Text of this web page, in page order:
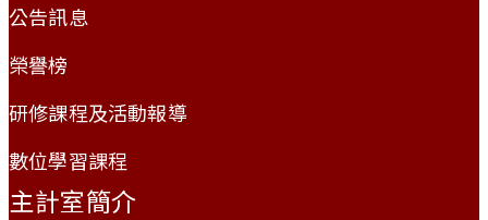
公告訊息
榮譽榜
研修課程及活動報導
數位學習課程
主計室簡介